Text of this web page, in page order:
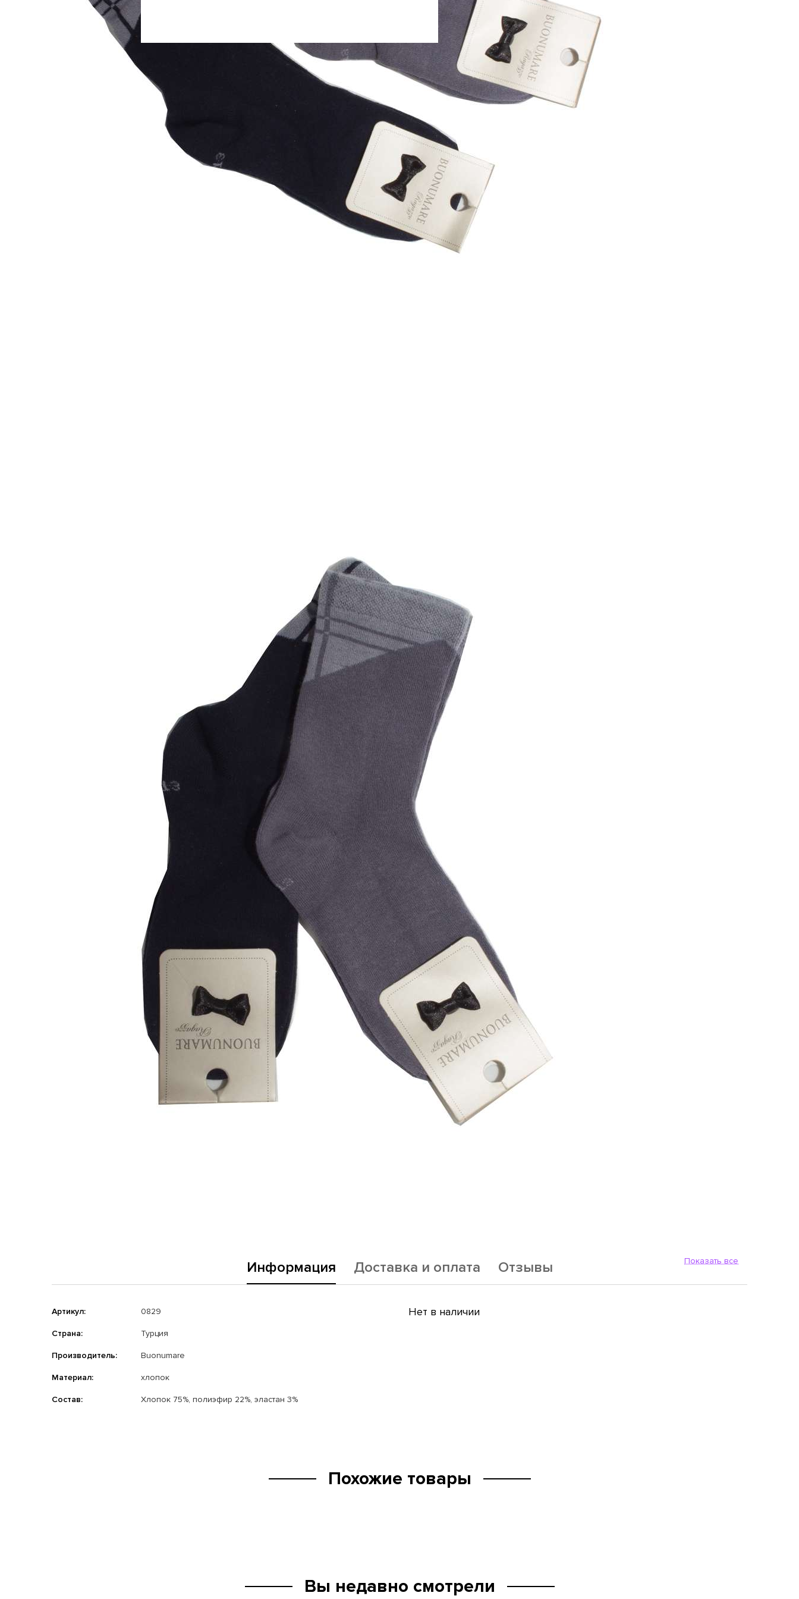
Показать все
Информация Доставка и оплата Отзывы
Артикул: 0829
Страна: Турция
Производитель: Buonumare
Материал: хлопок
Состав: Хлопок 75%, полиэфир 22%, эластан 3%
Нет в наличии
Похожие товары
Вы недавно смотрели